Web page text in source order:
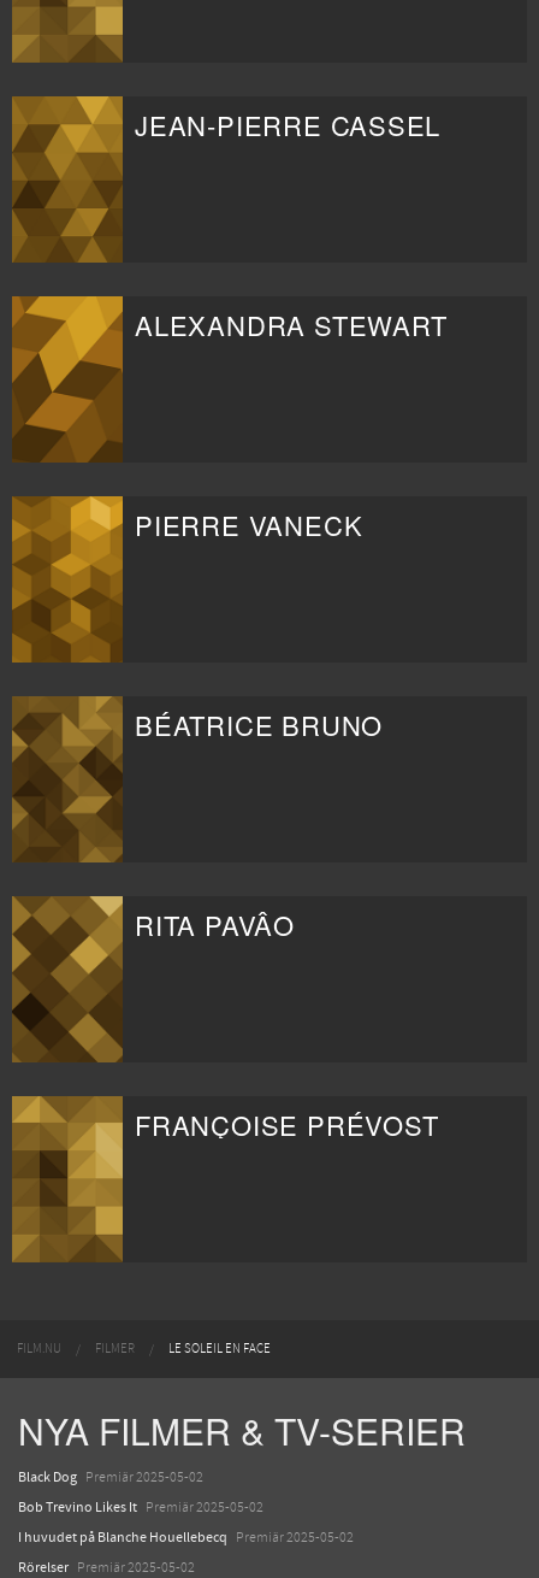
JEAN-PIERRE CASSEL
ALEXANDRA STEWART
PIERRE VANECK
BÉATRICE BRUNO
RITA PAVÂO
FRANÇOISE PRÉVOST
FILM.NU FILMER LE SOLEIL EN FACE
NYA FILMER & TV-SERIER
Black Dog Premiär 2025-05-02
Bob Trevino Likes It Premiär 2025-05-02
I huvudet på Blanche Houellebecq Premiär 2025-05-02
Rörelser Premiär 2025-05-02